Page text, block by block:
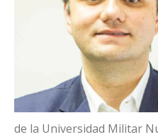
de la Universidad Militar